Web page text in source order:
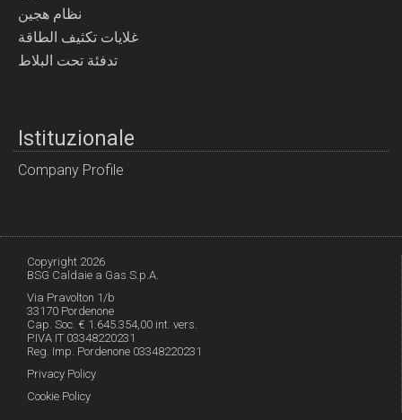
نظام هجين
غلايات تكثيف الطاقة
تدفئة تحت البلاط
Istituzionale
Company Profile
Copyright 2026
BSG Caldaie a Gas S.p.A.
Via Pravolton 1/b
33170 Pordenone
Cap. Soc. € 1.645.354,00 int. vers.
P.IVA IT 03348220231
Reg. Imp. Pordenone 03348220231
Privacy Policy
Cookie Policy